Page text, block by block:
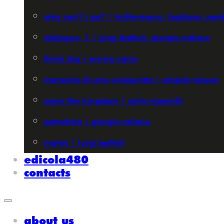
why can’t i go? | hüttermann, fogliano,
dialogue .1 | luigi battisti, giorgio milano
think big | enrico caria
memorie di uno sciagurato | angelo mosca
open the kingdom | carla viparelli
petraficta | giorgio milano
motivi | luigi battisti
edicola480
contacts
about us